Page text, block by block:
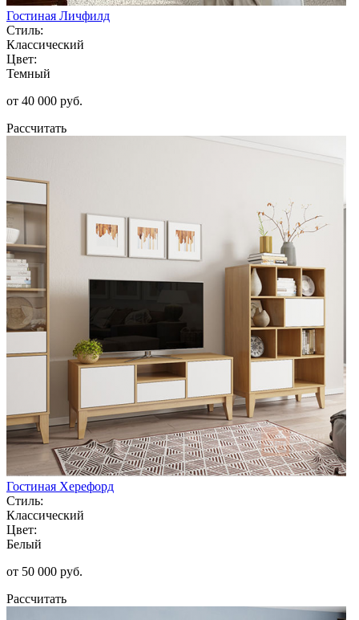
Гостиная Личфилд
Стиль:
Классический
Цвет:
Темный
от 40 000 руб.
Рассчитать
Гостиная Херефорд
Стиль:
Классический
Цвет:
Белый
от 50 000 руб.
Рассчитать